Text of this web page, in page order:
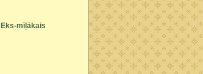
Eks-mīļākais